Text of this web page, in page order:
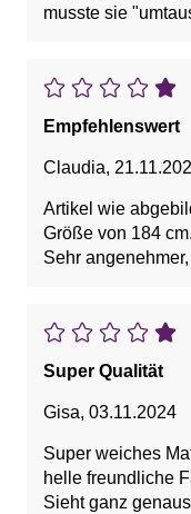
musste sie
Empfehlenswert
Claudia,
Artikel wie abgebildet. Passt perfekt,
Größe von 184
Sehr
Super Qualität
Gisa, 03.11.2024
Super weiches
helle freundliche
Sieht ganz